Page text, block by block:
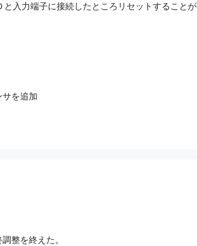
入力端子に接続したところリセットすることが
サを追加
整を終えた。